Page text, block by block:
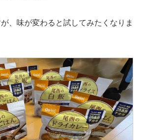
、味が変わると試してみたくなりま